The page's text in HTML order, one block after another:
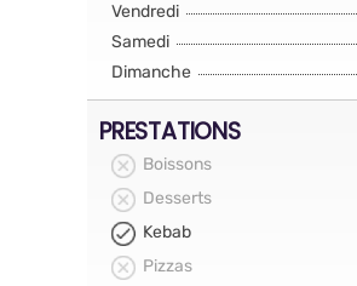
Vendredi
Samedi
Dimanche
PRESTATIONS
Boissons
Desserts
Kebab
Pizzas